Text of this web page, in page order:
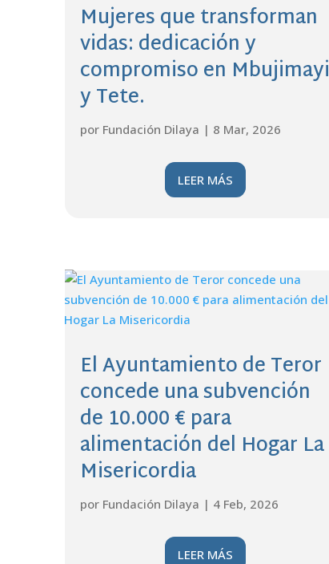
Mujeres que transforman
vidas: dedicación y
compromiso en Mbujimayi
y Tete.
por Fundación Dilaya | 8 Mar, 2026
LEER MÁS
El Ayuntamiento de Teror
concede una subvención
de 10.000 € para
alimentación del Hogar La
Misericordia
por Fundación Dilaya | 4 Feb, 2026
LEER MÁS